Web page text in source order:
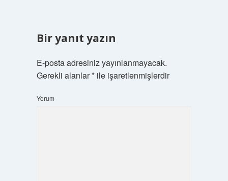
Bir yanıt yazın
E-posta adresiniz yayınlanmayacak.
Gerekli alanlar*ile işaretlenmişlerdir
Yorum